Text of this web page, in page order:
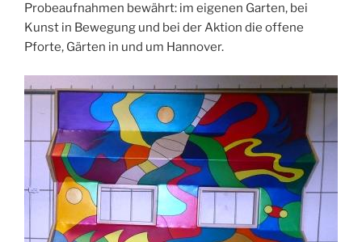
Probeaufnahmen bewährt: im eigenen Garten, bei
Kunst in Bewegung und bei der Aktion die offene
Pforte, Gärten in und um Hannover.